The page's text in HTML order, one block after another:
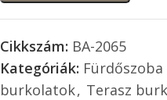
Cikkszám: BA-2065
Kategóriák:
burkolatok, Terasz